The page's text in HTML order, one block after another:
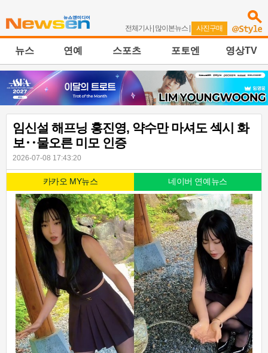
전체기사| 많이본뉴스 | 사진구매
뉴스 연예 스포츠 포토엔 영상TV
임신설 해프닝 홍진영, 약수만 마셔도 섹시 화
보‥물오른 미모 인증
2026-07-08 17:43:20
카카오 MY뉴스 네이버 연예뉴스